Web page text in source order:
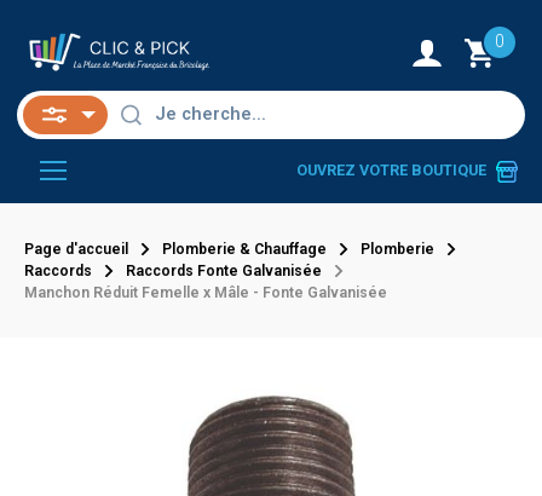
0
OUVREZ VOTRE BOUTIQUE
Page d'accueil Plomberie & Chauffage
Plomberie
Raccords
Raccords Fonte Galvanisée
Manchon Réduit Femelle x Mâle - Fonte Galvanisée